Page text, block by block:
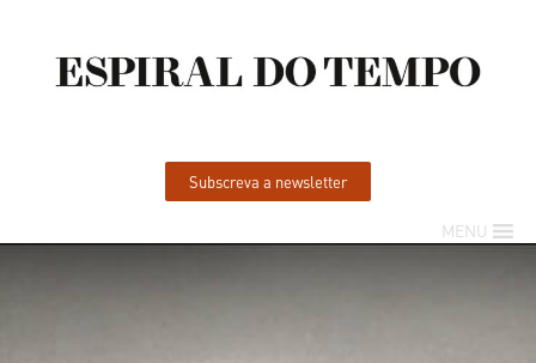
Subscreva a newsletter
MENU